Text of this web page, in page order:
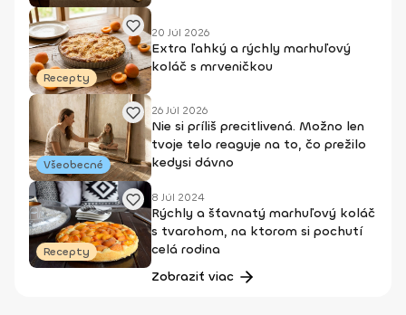
Recepty
20 Júl 2026
Extra ľahký a rýchly marhuľový
koláč s mrveničkou
Všeobecné
26 Júl 2026
Nie si príliš precitlivená. Možno len
tvoje telo reaguje na to, čo prežilo
kedysi dávno
Recepty
8 Júl 2024
Rýchly a šťavnatý marhuľový koláč
s tvarohom, na ktorom si pochutí
celá rodina
Zobraziť viac